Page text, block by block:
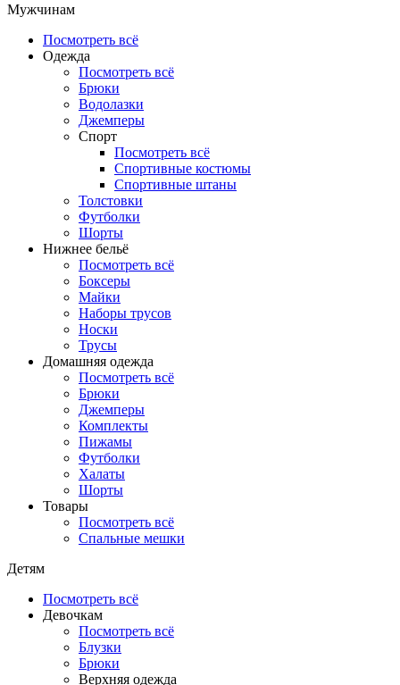
Мужчинам
Посмотреть всё
Одежда
Посмотреть всё
Брюки
Водолазки
Джемперы
Спорт
Посмотреть всё
Спортивные костюмы
Спортивные штаны
Толстовки
Футболки
Шорты
Нижнее бельё
Посмотреть всё
Боксеры
Майки
Наборы трусов
Носки
Трусы
Домашняя одежда
Посмотреть всё
Брюки
Джемперы
Комплекты
Пижамы
Футболки
Халаты
Шорты
Товары
Посмотреть всё
Спальные мешки
Детям
Посмотреть всё
Девочкам
Посмотреть всё
Блузки
Брюки
Верхняя одежда